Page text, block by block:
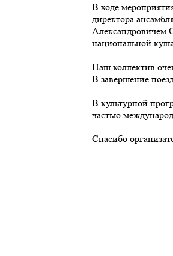
В ходе
директора
Александровичем
национальной
Наш коллектив
В завершение
В культурной
частью
Спасибо